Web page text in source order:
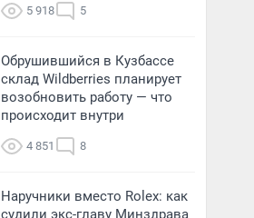
5 918 5
Обрушившийся в Кузбассе
склад Wildberries планирует
возобновить работу — что
происходит внутри
4 851 8
Наручники вместо Rolex: как
судили экс-главу Минздрава